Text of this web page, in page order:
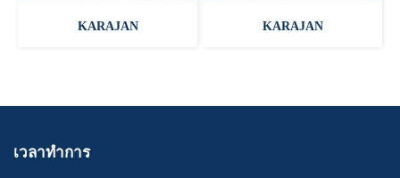
KARAJAN KARAJAN
เวลาทำการ